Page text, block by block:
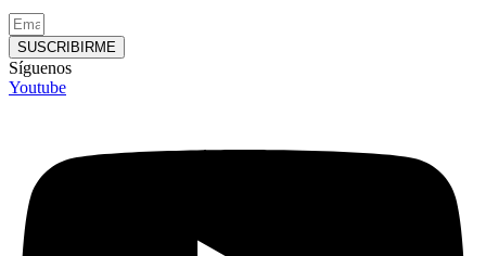
SUSCRIBIRME
Síguenos
Youtube